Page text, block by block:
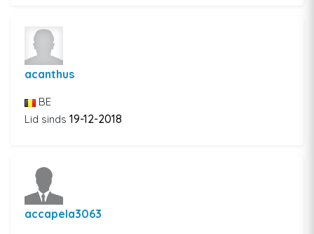
acanthus
BE
Lid sinds 19-12-2018
accapela3063